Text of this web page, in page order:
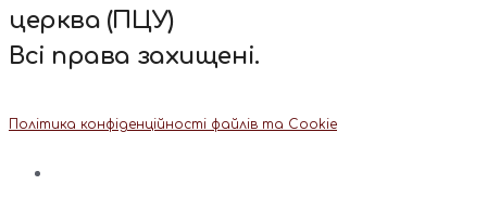
церква (ПЦУ)
Всі права захищені.
Політика конфіденційності файлів та Cookie